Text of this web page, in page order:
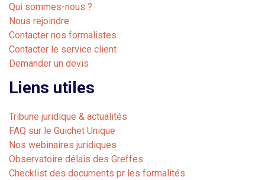
Qui sommes-nous ?
Nous rejoindre
Contacter nos formalistes
Contacter le service client
Demander un devis
Liens utiles
Tribune juridique & actualités
FAQ sur le Guichet Unique
Nos webinaires juridiques
Observatoire délais des Greffes
Checklist des documents pr les formalités